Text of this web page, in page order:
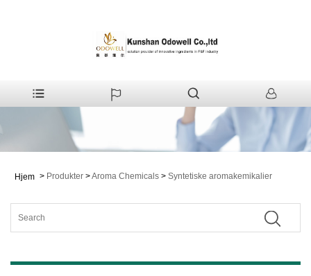
Hjem > Produkter >Aroma Chemicals > Syntetiske aromakemikalier